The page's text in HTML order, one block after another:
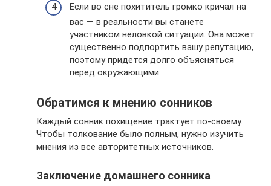
Если во сне похититель громко кричал на
вас — в реальности вы станете
участником неловкой ситуации. Она может
существенно подпортить вашу репутацию,
поэтому придется долго объясняться
перед окружающими.
Обратимся к мнению сонников
Каждый сонник похищение трактует по-своему.
Чтобы толкование было полным, нужно изучить
мнения из все авторитетных источников.
Заключение домашнего сонника